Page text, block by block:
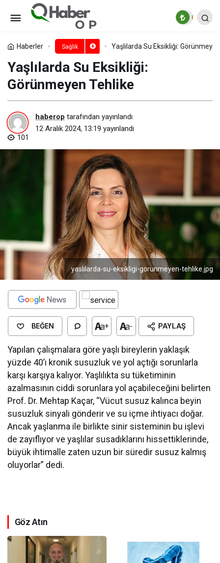
Haberler Sağlık Yaşlılarda Su Eksikliği:
Yaşlılarda Su Eksikliği:
Görünmeyen Tehlike
haberop tarafından yayınlandı
12 Aralık 2024, 13:19 yayınlandı
101
yaslilarda-su-eksikligi-gorunmeyen-tehlike.jpg
BEĞEN + - PAYLAŞ
Yapılan çalışmalara göre yaşlı bireylerin yaklaşık
yüzde 40’ı kronik susuzluk ve yol açtığı sorunlarla
karşı karşıya kalıyor. Yaşlılıkta su tüketiminin
azalmasının ciddi sorunlara yol açabileceğini belirten
Prof. Dr. Mehtap Kaçar, “Vücut susuz kalınca beyin
susuzluk sinyali gönderir ve su içme ihtiyacı doğar.
Ancak yaşlanma ile birlikte sinir sisteminin bu işlevi
de zayıflıyor ve yaşlılar susadıklarını hissettiklerinde,
büyük ihtimalle zaten uzun bir süredir susuz kalmış
oluyorlar” dedi.
Göz Atın
DEÜ’lü uzman uyardı: Kronik
hastalar ve yaşlılar daha fazla risk altında!
Yorum Yap